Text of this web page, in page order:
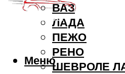
ВАЗ
ЛАДА
ПЕЖО
РЕНО
ШЕВРОЛЕ
Меню